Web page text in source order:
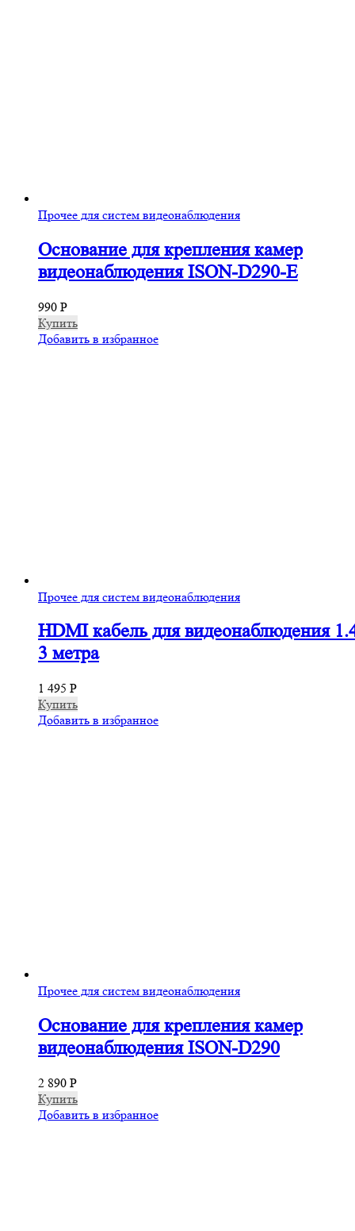
Прочее для систем видеонаблюдения
Основание для крепления камер
видеонаблюдения ISON-D290-E
990 Р
Купить
Добавить в избранное
Прочее для систем видеонаблюдения
HDMI кабель для видеонаблюдения
3 метра
1 495 Р
Купить
Добавить в избранное
Прочее для систем видеонаблюдения
Основание для крепления камер
видеонаблюдения ISON-D290
2 890 Р
Купить
Добавить в избранное